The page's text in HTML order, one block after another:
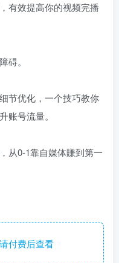
有效提高你的视频完播
碍。
节优化，一个技巧教你
账号流量。
从0-1靠自媒体賺到第一
付费后查看